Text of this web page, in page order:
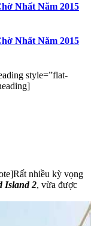
Nhất Năm 2015
Nhất Năm 2015
style=”flat-
nhiều kỳ vọng
Island 2, vừa được